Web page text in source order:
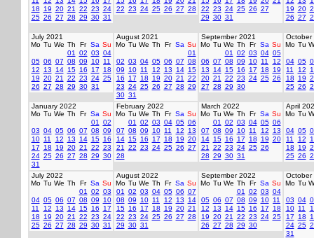
18
19 20 21 22 23 24
25 26 27 28 29 30 31
22 23 24 25 26 27 28
22 23 24 25 26 27
29 30 31
19 20
26 27
July 2021
Mo Tu We Th Fr Sa Su
01
02 03 04
05 06 07 08 09 10 11
12
13 14 15 16 17
18
19 20 21 22 23 24 25
26 27 28 29 30 31
August 2021
Mo Tu We Th Fr Sa Su
01
02 03 04 05 06 07 08
09
10 11 12 13 14 15
16
17 18 19 20 21
22
23 24 25 26 27 28 29
30 31
September 2021
Mo Tu We Th Fr Sa Su
01
02 03 04 05
06 07 08 09 10 11
12
13
14 15 16 17 18
19
20 21 22 23 24 25 26
27 28 29 30
October
Mo Tu
04 05
11
12
18
19
25 26
January 2022
Mo Tu We Th Fr Sa Su
01
02
03 04 05 06 07 08 09
10 11 12 13 14 15 16
17
18 19 20 21 22 23
24 25 26 27 28 29 30
31
February 2022
Mo Tu We Th Fr Sa Su
01
02 03 04 05 06
07 08 09 10 11 12
13
14 15 16 17 18 19 20
21
22 23 24 25 26 27
28
March 2022
Mo Tu We Th Fr Sa Su
01
02 03 04 05 06
07 08 09 10 11 12
13
14 15 16 17 18 19 20
21
22 23 24 25 26
28 29 30 31
April
Mo Tu
04 05
11
12
18
19
25 26
July 2022
Mo Tu We Th Fr Sa Su
01
02 03
04 05 06 07 08 09
10
11
12 13 14 15 16
17
18
19 20 21 22 23 24
25 26 27 28 29 30 31
August 2022
Mo Tu We Th Fr Sa Su
01
02 03 04 05 06 07
08 09 10 11 12 13
14
15 16 17 18 19 20 21
22 23 24 25 26 27 28
29 30 31
September 2022
Mo Tu We Th Fr Sa Su
01
02 03 04
05 06 07 08 09 10 11
12
13 14 15 16 17
18
19 20 21 22 23 24 25
26 27 28 29 30
October
Mo Tu
03 04
10 11
17
18
24 25
31